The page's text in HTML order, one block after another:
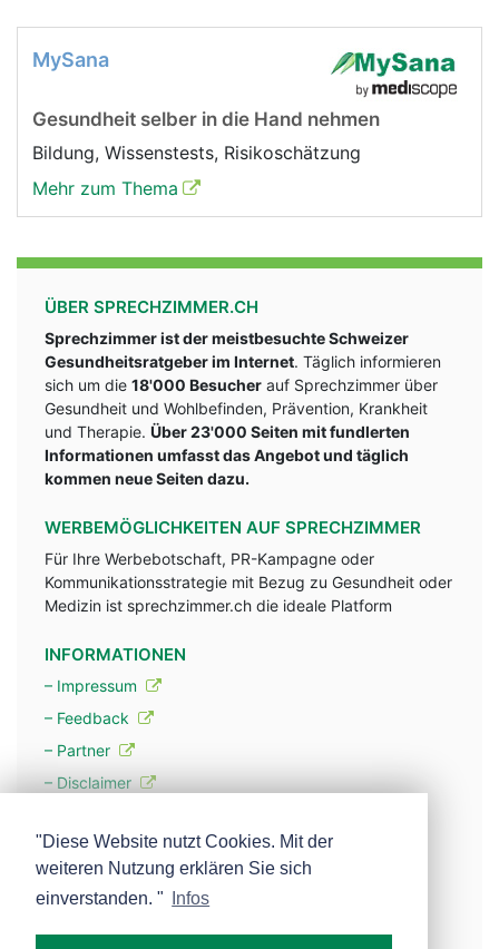
MySana
Gesundheit selber in die Hand nehmen
Bildung, Wissenstests, Risikoschätzung
Mehr zum Thema
ÜBER SPRECHZIMMER.CH
Sprechzimmer ist der meistbesuchte Schweizer
Gesundheitsratgeber im Internet. Täglich informieren
sich um die 18'000 Besucher auf Sprechzimmer über
Gesundheit und Wohlbefinden, Prävention, Krankheit
und Therapie. Über 23'000 Seiten mit fundlerten
Informationen umfasst das Angebot und täglich
kommen neue Seiten dazu.
WERBEMÖGLICHKEITEN AUF SPRECHZIMMER
Für Ihre Werbebotschaft, PR-Kampagne oder
Kommunikationsstrategie mit Bezug zu Gesundheit oder
Medizin ist sprechzimmer.ch die ideale Platform
INFORMATIONEN
– Impressum
– Feedback
– Partner
– Disclaimer
– Werbung
– Mehr über unsere Experten
"Diese Website nutzt Cookies. Mit der
weiteren Nutzung erklären Sie sich
einverstanden. "
Infos